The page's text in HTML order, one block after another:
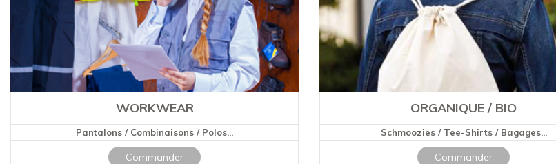
WORKWEAR
Pantalons / Combinaisons / Polos...
Commander
ORGANIQUE / BIO
Schmoozies / Tee-Shirts / Bagages...
Commander